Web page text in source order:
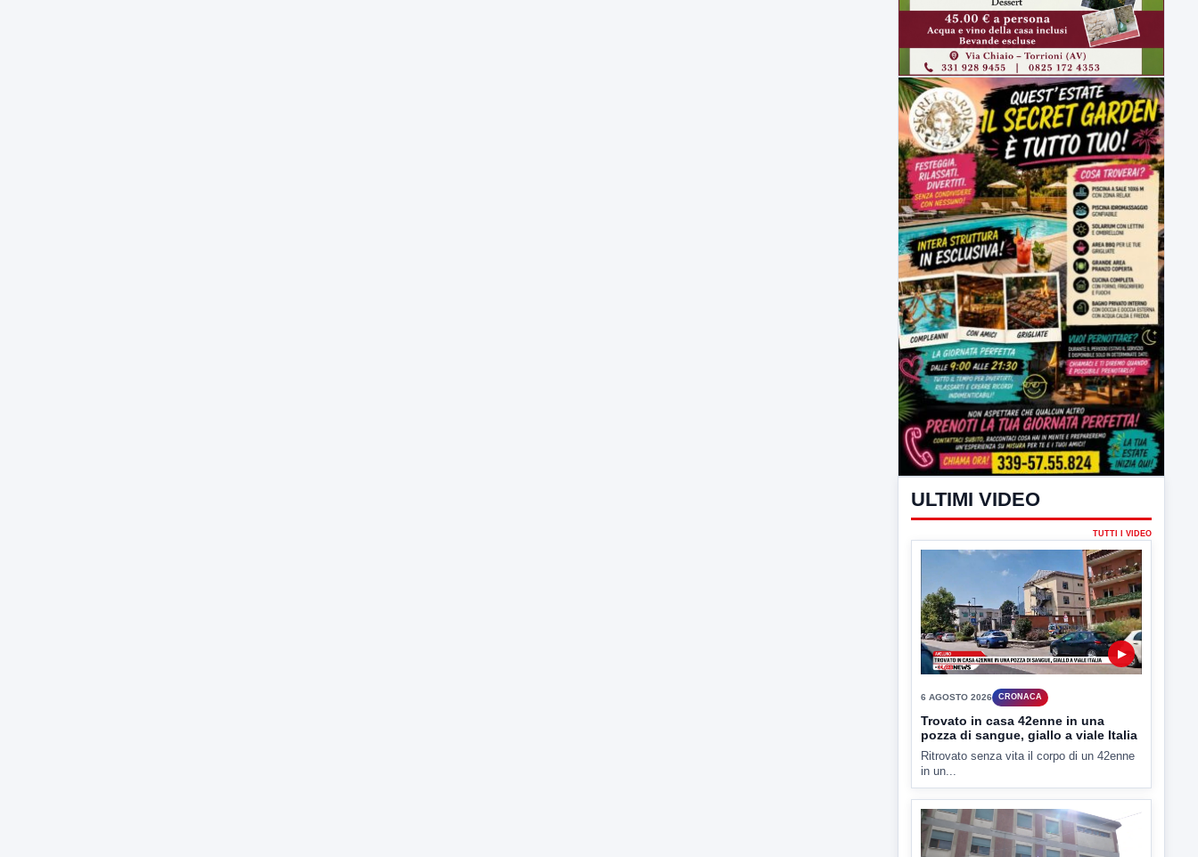
ULTIMI VIDEO
TUTTI I VIDEO
▶
6 AGOSTO 2026 CRONACA
Trovato in casa 42enne in una
pozza di sangue, giallo a viale Italia
Ritrovato senza vita il corpo di un 42enne
in un...
▶
6 AGOSTO 2026
"Sistema Caprio", Procura S.Maria
CV chiede rinvio a giudizio per 54
La Procura della Repubblica di Santa
Capua Vetere chiude le...